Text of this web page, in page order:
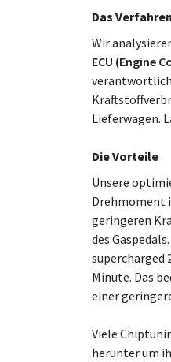
Das Verfahren
Wir
ECU (Engine
verantwortlich
Lieferwagen.
Die Vorteile
Unsere
Drehmoment
geringeren
des
supercharged
Minute. Das
einer
Viele
herunter um